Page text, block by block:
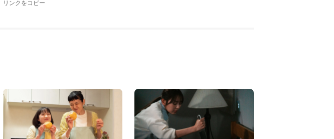
リンクをコピー